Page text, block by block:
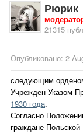
Рюрик
21315
Опубликовано: 2
следующим
Учрежден Указом
1930 года.
Согласно
граждане Польской